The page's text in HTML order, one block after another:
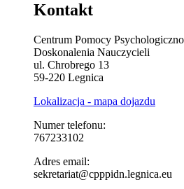
Kontakt
Centrum Pomocy
Doskonalenia Nauczycieli
ul. Chrobrego 13
59-220 Legnica
Lokalizacja - mapa dojazdu
Numer telefonu:
767233102
Adres email:
sekretariat@cpppidn.legnica.eu